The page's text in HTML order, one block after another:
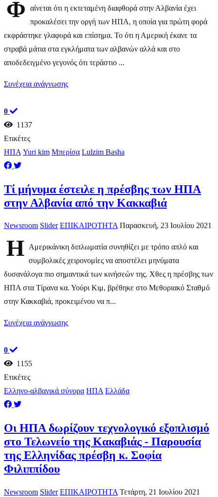
Φ
αίνεται ότι η εκτεταμένη διαφθορά στην Αλβανία έχει
προκαλέσει την οργή των ΗΠΑ, η οποία για πρώτη φορά
εκφράστηκε γλαφυρά και επίσημα. Το ότι η Αμερική έκανε τα
στραβά μάτια στα εγκλήματα των αλβανών αλλά και στο
αποδεδειγμένο γεγονός ότι τεράστιο ...
Συνέχεια ανάγνωσης
0
1137
Ετικέτες
ΗΠΑ Yuri kim Μπερίσα Lulzim Basha
Τί μήνυμα έστειλε η πρέσβης των ΗΠΑ
στην Αλβανία από την Κακκαβιά
Newsroom Slider ΕΠΙΚΑΙΡΟΤΗΤΑ Παρασκευή, 23 Ιουλίου 2021
Η Αμερικάνικη διπλωματία συνηθίζει με τρόπο απλό και
συμβολικές χειρονομίες να αποστέλει μηνύματα
δυσανάλογα πιο σημαντικά των κινήσεών της. Χθες η πρέσβης των
ΗΠΑ στα Τίρανα κα. Υούρι Κιμ, βρέθηκε στο Μεθοριακό Σταθμό
στην Κακκαβιά, προκειμένου να π...
Συνέχεια ανάγνωσης
0
1155
Ετικέτες
Ελληνο-αλβανικά σύνορα ΗΠΑ Ελλάδα
Οι ΗΠΑ δωρίζουν τεχνολογικό εξοπλισμό
στο Τελωνείο της Κακαβιάς - Παρουσία
της Ελληνίδας πρέσβη κ. Σοφία
Φιλιππίδου
Newsroom Slider ΕΠΙΚΑΙΡΟΤΗΤΑ Τετάρτη, 21 Ιουλίου 2021